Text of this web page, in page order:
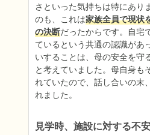
さといった気持ちは特にあり
のも、これは家族全員で現状
の決断だったからです。自宅
ているという共通の認識があ
いすることは、母の安全を守
と考えていました。母自身も
れていたので、話し合いの末
れました。
見学時、施設に対する不